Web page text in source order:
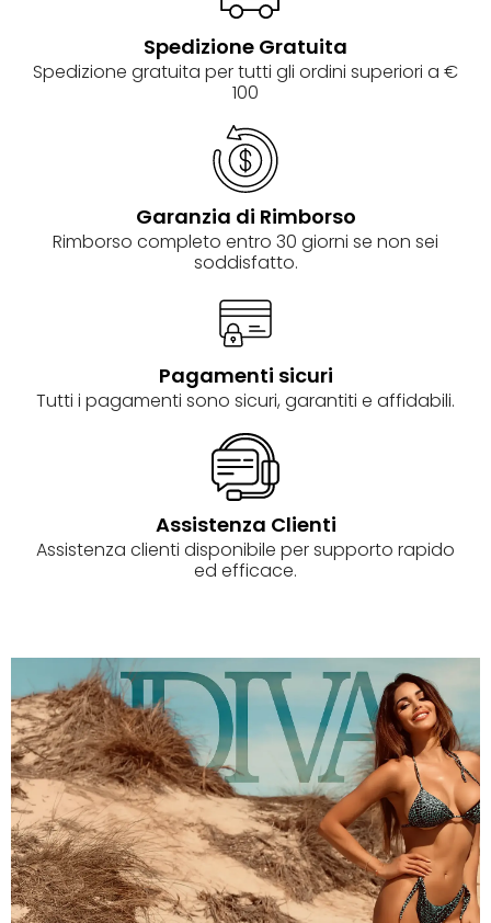
Spedizione Gratuita
Spedizione gratuita per tutti gli ordini superiori a €
100
Garanzia di Rimborso
Rimborso completo entro 30 giorni se non sei
soddisfatto.
Pagamenti sicuri
Tutti i pagamenti sono sicuri, garantiti e affidabili.
Assistenza Clienti
Assistenza clienti disponibile per supporto rapido
ed efficace.